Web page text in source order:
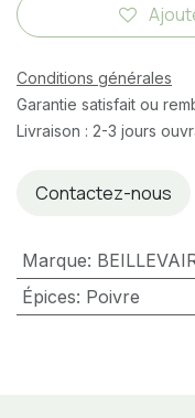
Conditions générales
Garantie satisfait ou
Livraison : 2-3 jours
Contactez-nous
Marque:
Épices: Poivre